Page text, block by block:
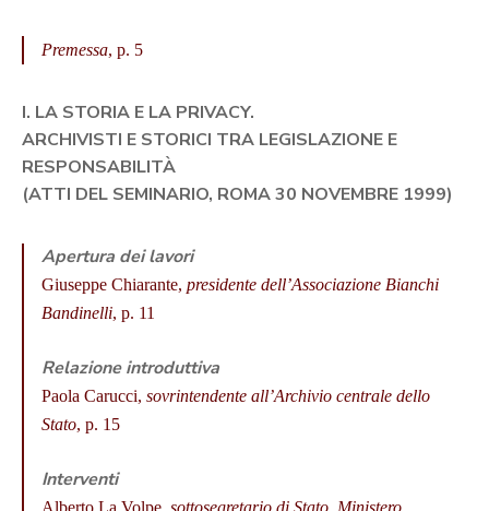
Premessa, p. 5
I. LA STORIA E LA PRIVACY.
ARCHIVISTI E STORICI TRA LEGISLAZIONE E
RESPONSABILITÀ
(ATTI DEL SEMINARIO, ROMA 30 NOVEMBRE 1999)
Apertura dei lavori
Giuseppe Chiarante, presidente dell’Associazione Bianchi
Bandinelli, p. 11
Relazione introduttiva
Paola Carucci, sovrintendente all’Archivio centrale dello
Stato, p. 15
Interventi